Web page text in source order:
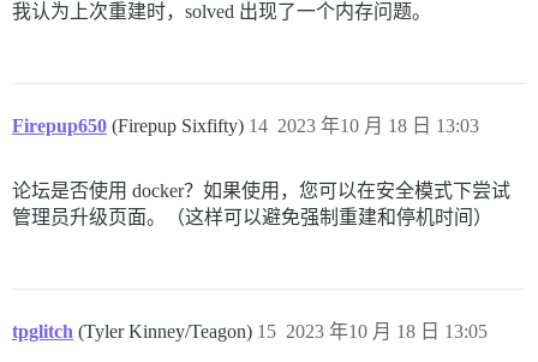
我认为上次重建时，solved 出现了一个内存问题。
Firepup650 (Firepup Sixfifty) 2023 年10 月 18 日 13:03
14
论坛是否使用 docker？如果使用，您可以在安全模式下尝试
管理员升级页面。（这样可以避免强制重建和停机时间）
tpglitch (Tyler Kinney/Teagon) 2023 年10 月 18 日 13:05
15